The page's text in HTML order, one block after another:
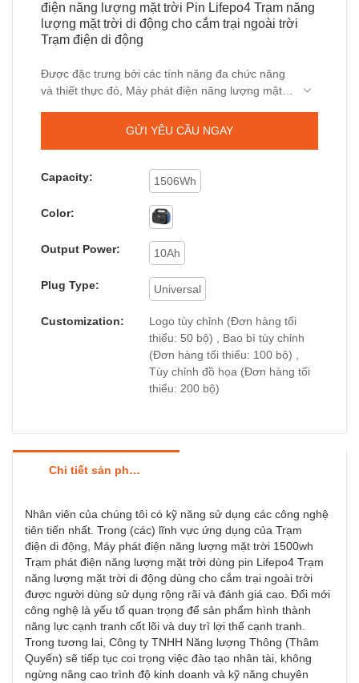
điện năng lượng mặt trời Pin Lifepo4 Trạm năng
lượng mặt trời di động cho cắm trại ngoài trời
Trạm điện di động
Được đặc trưng bởi các tính năng đa chức năng
và thiết thực đó, Máy phát điện năng lượng mặt
di động chạy bằng pin Lifepo4 dành cho cắm trại
càng có nhiều người sử dụng công nhận nó vì
hiệu suất mạnh mẽ của nó và nó cũng sẽ mang
lại nhiều lợi ích hơn cho mọi người trong các lĩnh
GỬI YÊU CẦU NGAY
Capacity: 1506Wh
Color:
Output Power: 10Ah
Plug Type: Universal
Customization:
Logo tùy chỉnh (Đơn hàng tối
thiểu: 50 bộ) , Bao bì tùy chỉnh
(Đơn hàng tối thiểu: 100 bộ) ,
Tùy chỉnh đồ họa (Đơn hàng tối
thiểu: 200 bộ)
Chi tiết sản phẩm
Nhân viên của chúng tôi có kỹ năng sử dụng các công nghệ
tiên tiến nhất. Trong (các) lĩnh vực ứng dụng của Trạm
điện di động, Máy phát điện năng lượng mặt trời 1500wh
Trạm phát điện năng lượng mặt trời dùng pin Lifepo4 Trạm
năng lượng mặt trời di động dùng cho cắm trại ngoài trời
được người dùng sử dụng rộng rãi và đánh giá cao. Đổi mới
công nghệ là yếu tố quan trọng để sản phẩm hình thành
năng lực cạnh tranh cốt lõi và duy trì lợi thế cạnh tranh.
Trong tương lai, Công ty TNHH Năng lượng Thông (Thâm
Quyến) sẽ tiếp tục coi trọng việc đào tạo nhân tài, không
ngừng nâng cao trình độ kinh doanh và kỹ năng chuyên